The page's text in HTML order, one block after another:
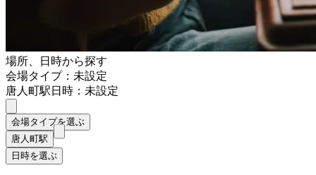
場所、日時から探す
会場タイプ：未設定
唐人町駅日時：未設定
会場タイプを選ぶ
唐人町駅
日時を選ぶ